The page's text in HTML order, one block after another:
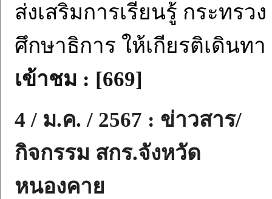
ส่งเสริมการเรียนรู้ กระทรวง
ศึกษาธิการ ให้เกียรติเดินทา
เข้าชม : [669]
4 / ม.ค. / 2567 : ข่าวสาร/
กิจกรรม สกร.จังหวัด
หนองคาย